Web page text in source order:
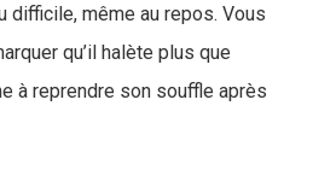
difficile, même au repos. Vous
qu’il halète plus que
à reprendre son souffle après